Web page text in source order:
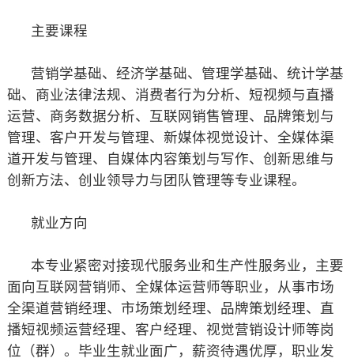
主要课程
营销学基础、经济学基础、管理学基础、统计学基
础、商业法律法规、消费者行为分析、短视频与直播
运营、商务数据分析、互联网销售管理、品牌策划与
管理、客户开发与管理、新媒体视觉设计、全媒体渠
道开发与管理、自媒体内容策划与写作、创新思维与
创新方法、创业领导力与团队管理等专业课程。
就业方向
本专业紧密对接现代服务业和生产性服务业，主要
面向互联网营销师、全媒体运营师等职业，从事市场
全渠道营销经理、市场策划经理、品牌策划经理、直
播短视频运营经理、客户经理、视觉营销设计师等岗
位（群）。毕业生就业面广，薪资待遇优厚，职业发